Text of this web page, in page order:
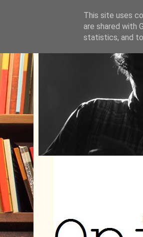
This site uses
are shared with
statistics, and